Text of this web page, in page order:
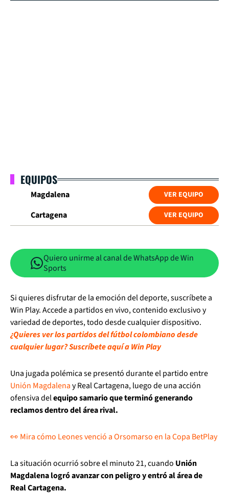
EQUIPOS
Magdalena VER EQUIPO
Cartagena VER EQUIPO
Quiero unirme al canal de WhatsApp de Win
Sports
Si quieres disfrutar de la emoción del deporte, suscríbete a
Win Play. Accede a partidos en vivo, contenido exclusivo y
variedad de deportes, todo desde cualquier dispositivo.
¿Quieres ver los partidos del fútbol colombiano desde
cualquier lugar? Suscríbete aquí a Win Play
Una jugada polémica se presentó durante el partido entre
Unión Magdalenay Real Cartagena, luego de una acción
ofensiva delequipo samario que terminó generando
reclamos dentro del área rival.
👀 Mira cómo Leones venció a Orsomarso en la Copa BetPlay
La situación ocurrió sobre el minuto 21, cuando Unión
Magdalena logró avanzar con peligro y entró al área de
Real Cartagena.